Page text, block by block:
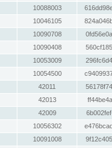
10088003
10046105
10090708
10090408
10053009
10054500
42011
42013
42009
10056302
10091008